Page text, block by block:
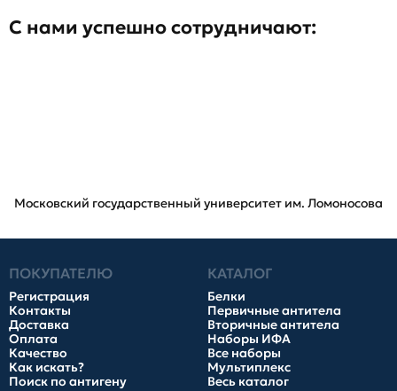
С нами успешно сотрудничают:
Московский государственный университет им. Ломоносова
ПОКУПАТЕЛЮ
Регистрация
Контакты
Доставка
Оплата
Качество
Как искать?
Поиск по антигену
КАТАЛОГ
Белки
Первичные антитела
Вторичные антитела
Наборы ИФА
Все наборы
Мультиплекс
Весь каталог